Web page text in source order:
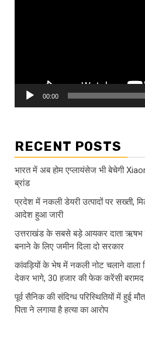
00:00
RECENT POSTS
भारत में अब होम एप्लायंसेज भी बेचेगी
ब्रांड
प्रदेश में नकली डेयरी उत्पादों पर सख्ती,
आदेश हुआ जारी
उत्तराखंड के सबसे बड़े आयकर दाता ऋषभ
बनाने के लिए जमीन दिला दो सरकार
कांवड़ियों के भेष में नकली नोट चलाने वाला
देकर भागे, 30 हजार की फेक करेंसी बरामद
पूर्व सैनिक की संदिग्ध परिस्थितियों में हुई
पिता ने लगाया है हत्या का आरोप